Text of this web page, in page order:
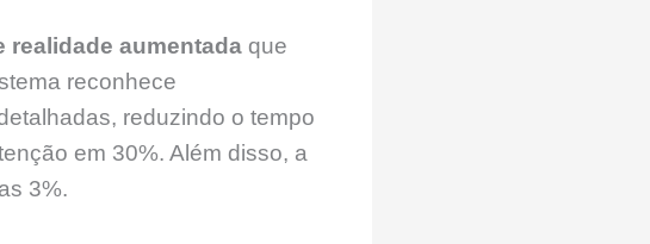
realidade aumentadaque
reconhece
reduzindo o tempo
em 30%. Além disso, a
3%.